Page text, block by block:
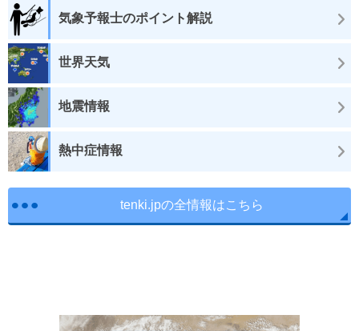
気象予報士のポイント解説
世界天気
地震情報
熱中症情報
tenki.jpの全情報はこちら